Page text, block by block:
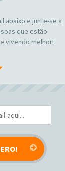
abaixo e junte-se a
que estão
vivendo melhor!